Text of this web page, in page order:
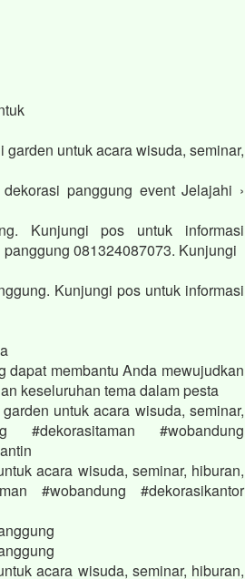
untuk acara wisuda, seminar,
panggung event Jelajahi ›
Kunjungi pos untuk informasi
081324087073. Kunjungi
Kunjungi pos untuk informasi
membantu Anda mewujudkan
keseluruhan tema dalam pesta
untuk acara wisuda, seminar,
#dekorasitaman #wobandung
acara wisuda, seminar, hiburan,
#wobandung #dekorasikantor
acara wisuda, seminar, hiburan,